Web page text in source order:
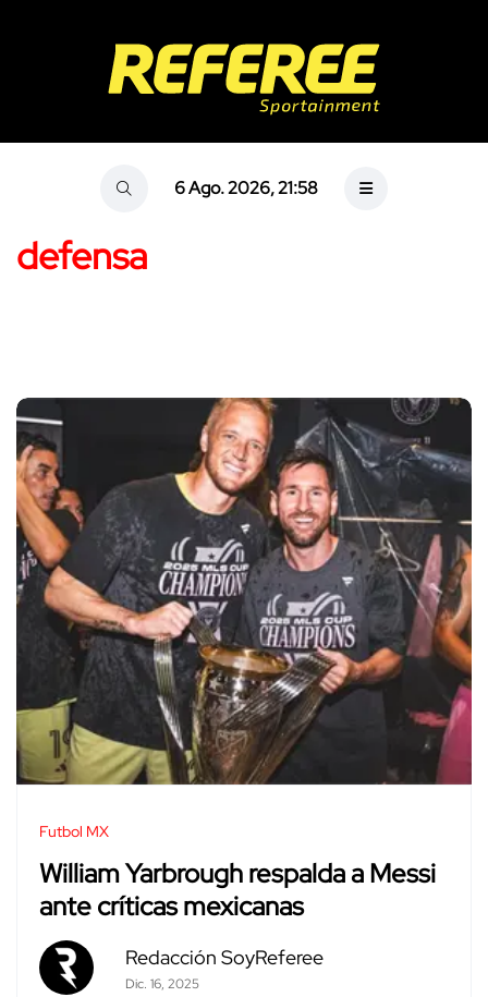
6 Ago. 2026, 21:58
defensa
Futbol MX
William Yarbrough respalda a Messi
ante críticas mexicanas
Redacción SoyReferee
Dic. 16, 2025